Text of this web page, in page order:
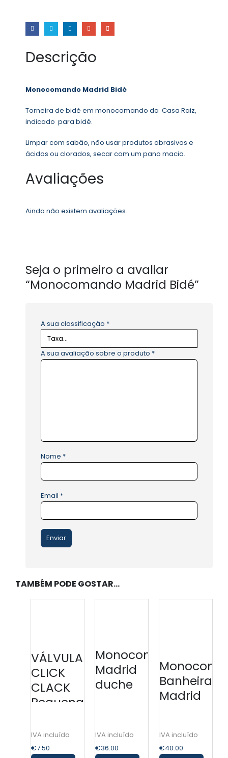
Descrição
Monocomando Madrid Bidé
Torneira de bidé em monocomando da Casa Raiz,
indicado para bidé.
Limpar com sabão, não usar produtos abrasivos e
ácidos ou clorados, secar com um pano macio.
Avaliações
Ainda não existem avaliações.
Seja o primeiro a avaliar
“Monocomando Madrid Bidé”
A sua classificação *
A sua avaliação sobre o produto *
Nome *
Email *
TAMBÉM PODE GOSTAR…
VÁLVULA
CLICK
CLACK
Pequena
€7.50
Monocomando
Madrid
duche
€36.00
Banheira
Madrid
€40.00